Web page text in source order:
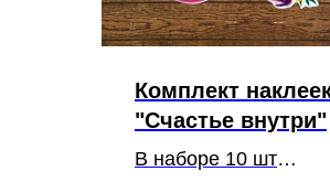
Комплект
"Счастье внутри"
В наборе 10 шт